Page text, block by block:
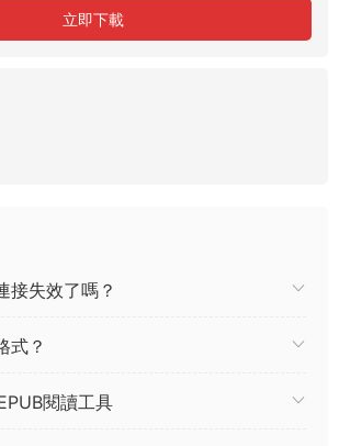
立即下載
接失效了嗎？
式？
閱讀工具